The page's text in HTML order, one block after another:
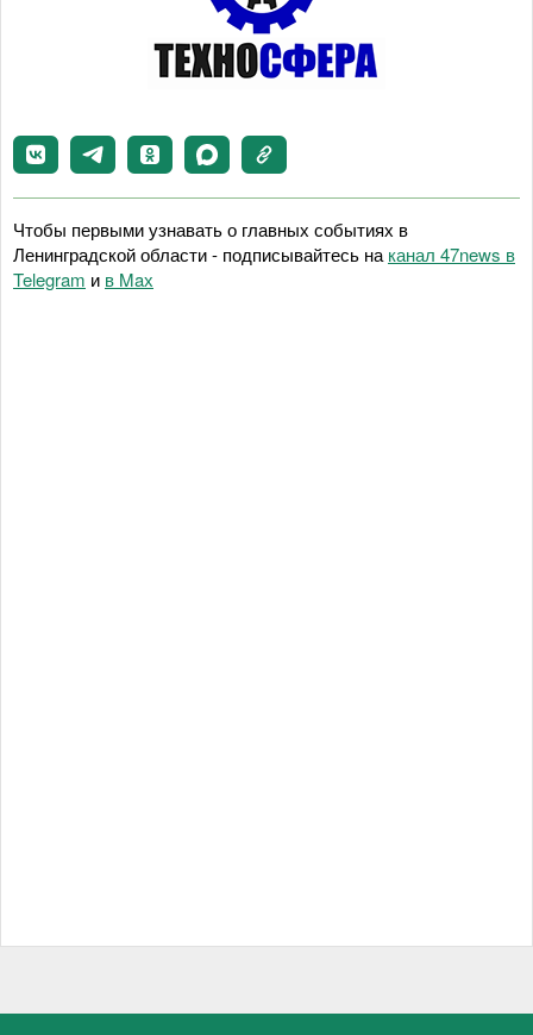
Чтобы первыми узнавать о главных событиях в
Ленинградской области - подписывайтесь на канал 47news в
Telegram и в Maх